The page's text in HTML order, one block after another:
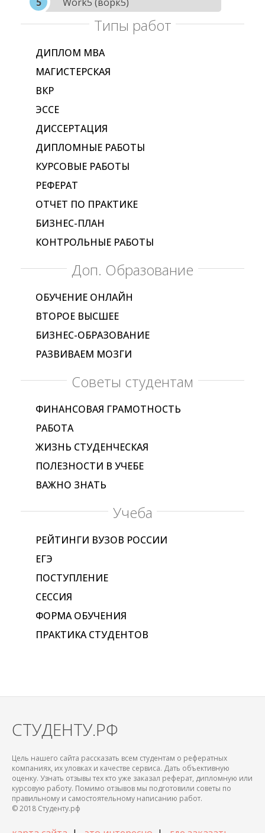
Типы работ
ДИПЛОМ МВА
МАГИСТЕРСКАЯ
ВКР
ЭССЕ
ДИССЕРТАЦИЯ
ДИПЛОМНЫЕ РАБОТЫ
КУРСОВЫЕ РАБОТЫ
РЕФЕРАТ
ОТЧЕТ ПО ПРАКТИКЕ
БИЗНЕС-ПЛАН
КОНТРОЛЬНЫЕ РАБОТЫ
Доп. Образование
ОБУЧЕНИЕ ОНЛАЙН
ВТОРОЕ ВЫСШЕЕ
БИЗНЕС-ОБРАЗОВАНИЕ
РАЗВИВАЕМ МОЗГИ
Советы студентам
ФИНАНСОВАЯ ГРАМОТНОСТЬ
РАБОТА
ЖИЗНЬ СТУДЕНЧЕСКАЯ
ПОЛЕЗНОСТИ В УЧЕБЕ
ВАЖНО ЗНАТЬ
Учеба
РЕЙТИНГИ ВУЗОВ РОССИИ
ЕГЭ
ПОСТУПЛЕНИЕ
СЕССИЯ
ФОРМА ОБУЧЕНИЯ
ПРАКТИКА СТУДЕНТОВ
СТУДЕНТУ.РФ
Цель нашего сайта рассказать всем студентам о рефератных
компаниях, их уловках и качестве сервиса. Дать объективную
оценку. Узнать отзывы тех кто уже заказал реферат, дипломную или
курсовую работу. Помимо отзывов мы подготовили советы по
правильному и самостоятельному написанию работ.
© 2018 Студенту.рф